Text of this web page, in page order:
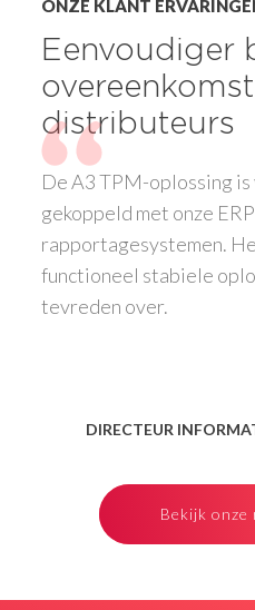
ONZE KLANT
Eenvoudiger
distributeurs
De A3 TPM-oplossing
gekoppeld met onze
rapportagesystemen.
functioneel stabiele
tevreden over.
DIRECTEUR
Bekijk